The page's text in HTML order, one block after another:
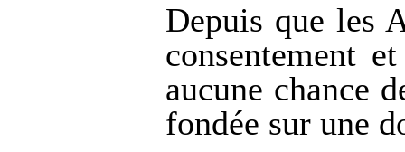
Depuis que les
consentement
aucune chance
fondée sur une